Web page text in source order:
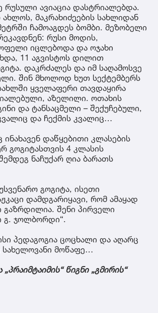
ავიაცია დასტრიალებდა.
მაკრახიძეების სახლიდან
ჩამოაგდეს ბომბი. მეზობელი
რუსი მოდის,
იცლებოდა და ოჯახი
11 აგვისტოს დილით
დაკრძალეს და იმ საღამოსვე
შინ მხოლოდ ხუთ სექტემბერს
ყველაფერი თავდაყირა
აზელილი. ოთახის
და ტანსაცმელი – შექუჩებული,
და ჩექმის კვალიც…
ინახავენ დაწყებითი კლასების
გოგიტასთვის 4 კლასის
ნაჩუქარ ღია ბარათს
გოგიტა, ისეთი
დამდგარიყავი, რომ ამაყად
გაზრდილია. შენი პირველი
გ. ჯოლბორდი“.
პედაგოგია ცოცხალი და აღარც
მოწაფე…
წიგნი „გმირის“